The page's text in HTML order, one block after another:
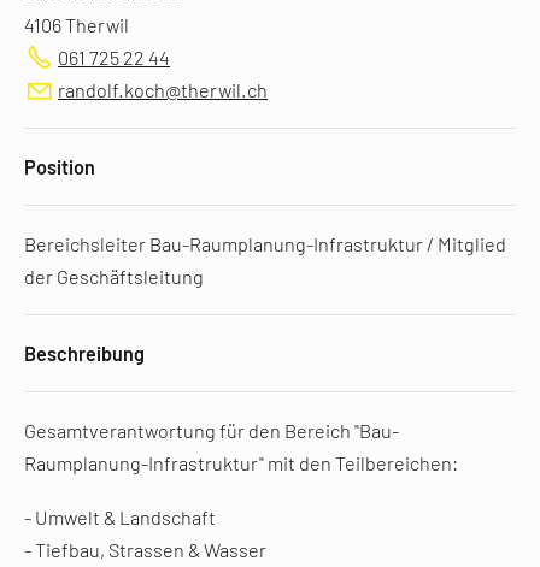
4106 Therwil
061 725 22 44
randolf.koch@therwil.ch
Position
Bereichsleiter Bau-Raumplanung-Infrastruktur / Mitglied
der Geschäftsleitung
Beschreibung
Gesamtverantwortung für den Bereich "Bau-
Raumplanung-Infrastruktur" mit den Teilbereichen:
- Umwelt & Landschaft
- Tiefbau, Strassen & Wasser